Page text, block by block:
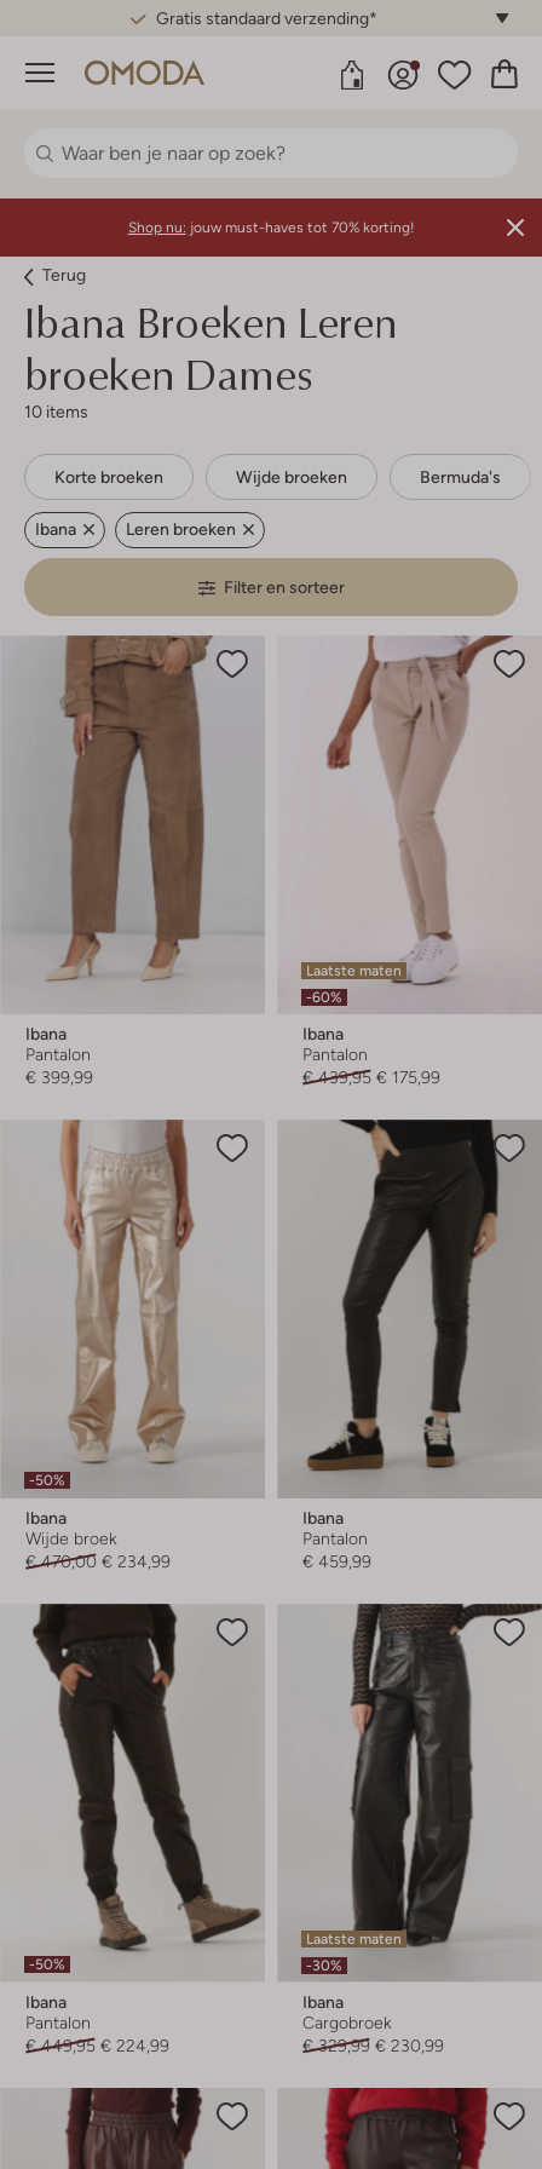
Gratis standaard verzending*
Menu
Shop nu: jouw must-haves tot 70% korting!
Terug
Ibana Broeken Leren
broeken Dames
10 items
Korte broeken Wijde broeken Bermuda's
Ibana Leren broeken
Filter en sorteer
Ibana
Pantalon
€ 399,99
Laatste maten
-60%
Ibana
Pantalon
€ 439,95 € 175,99
-50%
Ibana
Wijde broek
€ 470,00 € 234,99
Ibana
Pantalon
€ 459,99
-50%
Ibana
Pantalon
€ 449,95 € 224,99
Laatste maten
-30%
Ibana
Cargobroek
€ 329,99 € 230,99